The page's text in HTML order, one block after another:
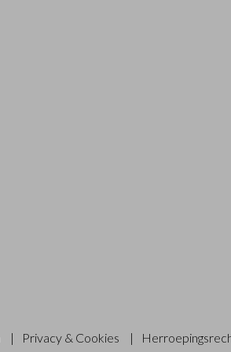
| Privacy & Cookies |